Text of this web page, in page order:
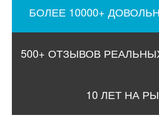
БОЛЕЕ 10000+
500+ ОТЗЫВОВ
10 ЛЕТ НА